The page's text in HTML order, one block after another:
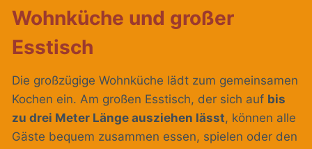
Wohnküche und großer
Esstisch
Die großzügige Wohnküche lädt zum gemeinsamen
Kochen ein. Am großen Esstisch, der sich auf bis
zu drei Meter Länge ausziehen lässt, können alle
Gäste bequem zusammen essen, spielen oder den